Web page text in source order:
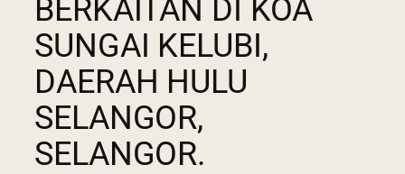
BERKAITAN DI KOA
SUNGAI KELUBI,
DAERAH HULU
SELANGOR,
SELANGOR.